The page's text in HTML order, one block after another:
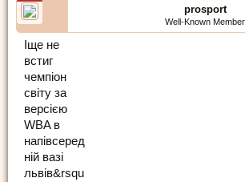
prosport
Well-Known Member
Іще не
встиг
чемпіон
світу за
версією
WBA в
напівсеред
ній вазі
львів&rsqu